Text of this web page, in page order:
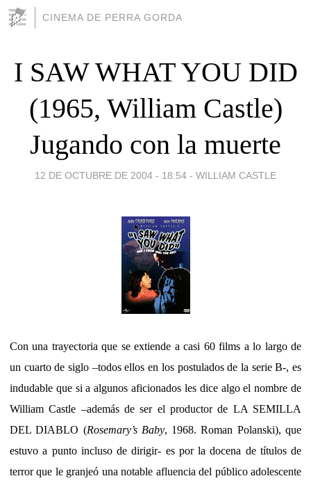
CINEMA DE PERRA GORDA
I SAW WHAT YOU DID
(1965, William Castle)
Jugando con la muerte
12 DE OCTUBRE DE 2004 - 18:54 - WILLIAM CASTLE
Con una trayectoria que se extiende a casi 60 films a lo largo de
un cuarto de siglo –todos ellos en los postulados de la serie B-, es
indudable que si a algunos aficionados les dice algo el nombre de
William Castle –además de ser el productor de LA SEMILLA
DEL DIABLO (Rosemary’s Baby, 1968. Roman Polanski), que
estuvo a punto incluso de dirigir- es por la docena de títulos de
terror que le granjeó una notable afluencia del público adolescente